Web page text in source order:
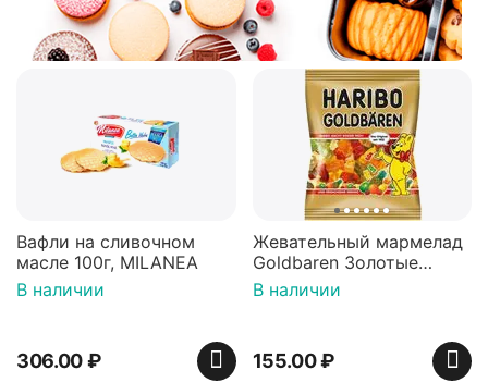
Вафли на сливочном
масле 100г, MILANEA
В наличии
306.00₽
Жевательный мармелад
Goldbaren Золотые
мишки 100г, Германия
В наличии
155.00₽